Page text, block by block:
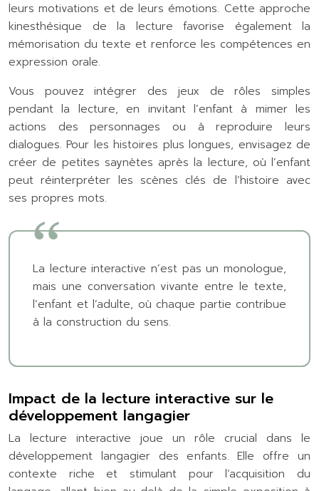
leurs motivations et de leurs émotions. Cette approche
kinesthésique de la lecture favorise également la
mémorisation du texte et renforce les compétences en
expression orale.
Vous pouvez intégrer des jeux de rôles simples
pendant la lecture, en invitant l’enfant à mimer les
actions des personnages ou à reproduire leurs
dialogues. Pour les histoires plus longues, envisagez de
créer de petites saynètes après la lecture, où l’enfant
peut réinterpréter les scènes clés de l’histoire avec
ses propres mots.
La lecture interactive n’est pas un monologue,
mais une conversation vivante entre le texte,
l’enfant et l’adulte, où chaque partie contribue
à la construction du sens.
Impact de la lecture interactive sur le
développement langagier
La lecture interactive joue un rôle crucial dans le
développement langagier des enfants. Elle offre un
contexte riche et stimulant pour l’acquisition du